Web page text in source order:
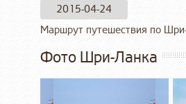
2015-04-24
Маршрут путешествия по
Фото Шри-Ланка